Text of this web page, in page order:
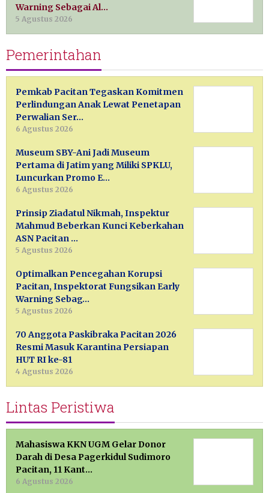
Warning Sebagai Al…
5 Agustus 2026
Pemerintahan
Pemkab Pacitan Tegaskan Komitmen
Perlindungan Anak Lewat Penetapan
Perwalian Ser…
6 Agustus 2026
Museum SBY-Ani Jadi Museum
Pertama di Jatim yang Miliki SPKLU,
Luncurkan Promo E…
6 Agustus 2026
Prinsip Ziadatul Nikmah, Inspektur
Mahmud Beberkan Kunci Keberkahan
ASN Pacitan …
5 Agustus 2026
Optimalkan Pencegahan Korupsi
Pacitan, Inspektorat Fungsikan Early
Warning Sebag…
5 Agustus 2026
70 Anggota Paskibraka Pacitan 2026
Resmi Masuk Karantina Persiapan
HUT RI ke-81
4 Agustus 2026
Lintas Peristiwa
Mahasiswa KKN UGM Gelar Donor
Darah di Desa Pagerkidul Sudimoro
Pacitan, 11 Kant…
6 Agustus 2026